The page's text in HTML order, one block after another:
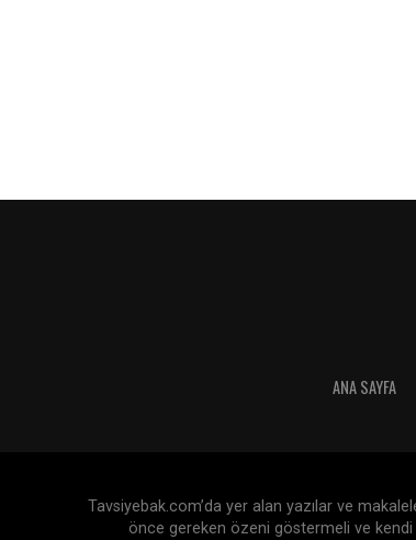
ANA SAYFA
Tavsiyebak.com’da yer alan yazılar ve
önce gereken özeni göstermeli ve kendi